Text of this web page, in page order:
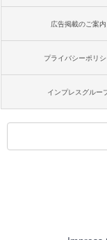
広告掲載のご案内
プライバシーポリシ
インプレスグルー